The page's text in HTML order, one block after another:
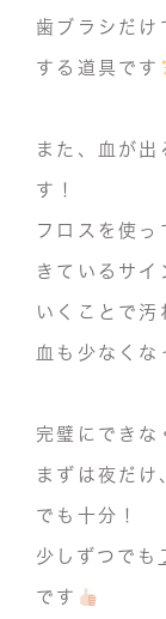
歯ブラシだけ
する道具 です
また、 血が出
す！
フロスを使っ
きているサイ
いくことで汚
血も少なくな
完璧にできな
まずは夜だけ
でも十分！
少しずつでも
です